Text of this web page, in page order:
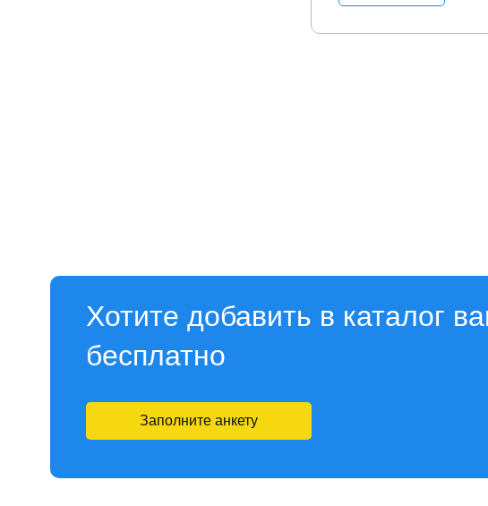
Хотите добавить в каталог
бесплатно
Заполните анкету